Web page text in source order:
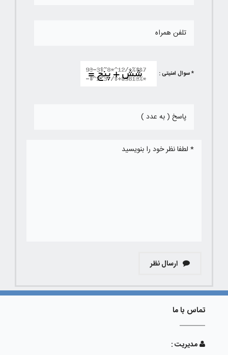
* سوال امنیتی :
ارسال نظر
تماس با ما
مدیریت :